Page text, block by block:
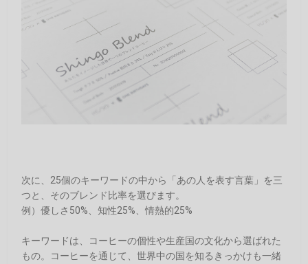
次に、25個のキーワードの中から「あの人を表す言葉」を三
つと、そのブレンド比率を選びます。
例）優しさ50%、知性25%、情熱的25%
キーワードは、コーヒーの個性や生産国の文化から選ばれた
もの。コーヒーを通じて、世界中の国を知るきっかけも一緒